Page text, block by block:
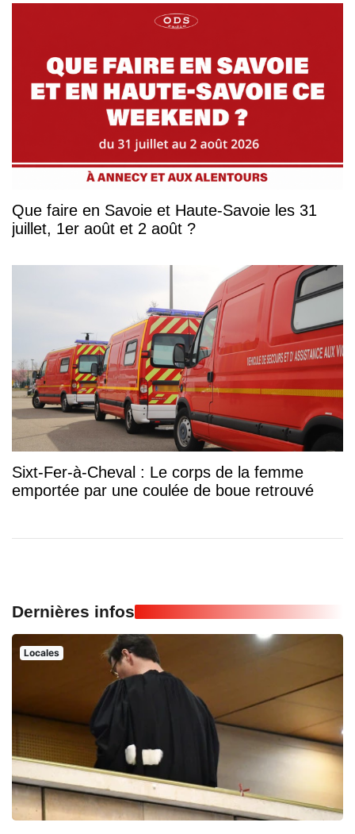
Que faire en Savoie et Haute-Savoie les 31
juillet, 1er août et 2 août ?
Sixt-Fer-à-Cheval : Le corps de la femme
emportée par une coulée de boue retrouvé
Dernières infos
Locales